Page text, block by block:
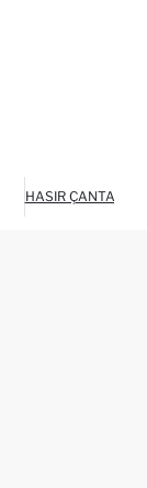
HASIR ÇANTA